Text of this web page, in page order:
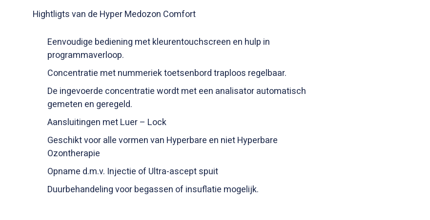
Hightligts van de Hyper Medozon Comfort
Eenvoudige bediening met kleurentouchscreen en hulp in
programmaverloop.
Concentratie met nummeriek toetsenbord traploos regelbaar.
De ingevoerde concentratie wordt met een analisator automatisch
gemeten en geregeld.
Aansluitingen met Luer – Lock
Geschikt voor alle vormen van Hyperbare en niet Hyperbare
Ozontherapie
Opname d.m.v. Injectie of Ultra-ascept spuit
Duurbehandeling voor begassen of insuflatie mogelijk.